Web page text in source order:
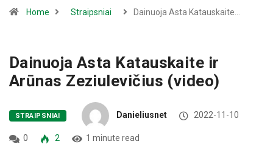
Home Straipsniai Dainuoja Asta Katauskaite…
Dainuoja Asta Katauskaite ir
Arūnas Zeziulevičius (video)
STRAIPSNIAI Danieliusnet 2022-11-10
0 2 1 minute read